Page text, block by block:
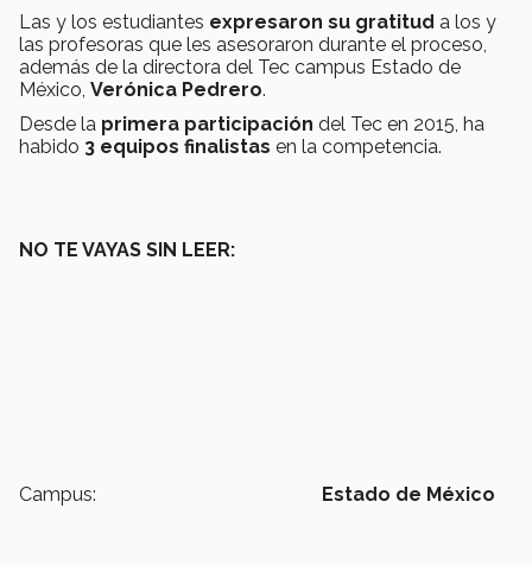
Las y los estudiantes expresaron su gratitud a los y
las profesoras que les asesoraron durante el proceso,
además de la directora del Tec campus Estado de
México, Verónica Pedrero.
Desde la primera participación del Tec en 2015, ha
habido 3 equipos finalistas en la competencia.
NO TE VAYAS SIN LEER:
Campus: Estado de México